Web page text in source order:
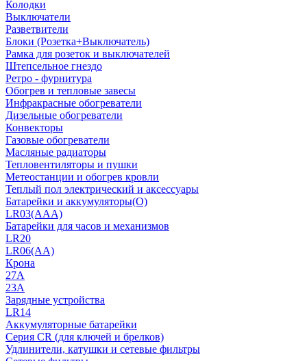
Колодки
Выключатели
Разветвители
Блоки (Розетка+Выключатель)
Рамка для розеток и выключателей
Штепсельное гнездо
Ретро - фурнитура
Обогрев и тепловые завесы
Инфракрасные обогреватели
Дизельные обогреватели
Конвекторы
Газовые обогреватели
Масляные радиаторы
Тепловентиляторы и пушки
Метеостанции и обогрев кровли
Теплый пол электрический и аксессуары
Батарейки и аккумуляторы(О)
LR03(AAA)
Батарейки для часов и механизмов
LR20
LR06(AA)
Крона
27A
23A
Зарядные устройства
LR14
Аккумуляторные батарейки
Серия CR (для ключей и брелков)
Удлинители, катушки и сетевые фильтры